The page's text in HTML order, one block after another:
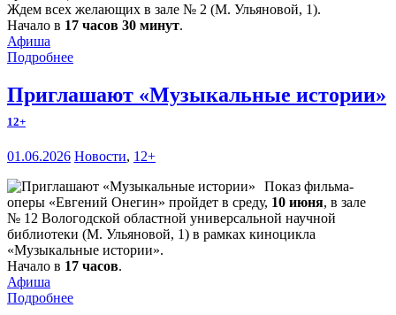
Ждем всех желающих в зале № 2 (М. Ульяновой, 1).
Начало в 17 часов 30 минут.
Афиша
Подробнее
Приглашают «Музыкальные истории»
12+
01.06.2026 Новости, 12+
Показ фильма-
оперы «Евгений Онегин» пройдет в среду, 10 июня, в зале
№ 12 Вологодской областной универсальной научной
библиотеки (М. Ульяновой, 1) в рамках киноцикла
«Музыкальные истории».
Начало в 17 часов.
Афиша
Подробнее